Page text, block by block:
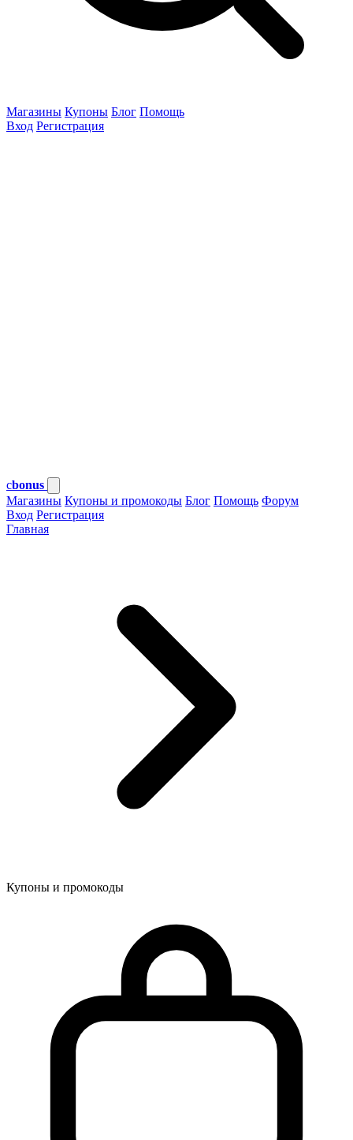
Магазины Купоны Блог Помощь
Вход Регистрация
cbonus
Магазины Купоны и промокоды Блог Помощь Форум
Вход Регистрация
Главная
Купоны и промокоды